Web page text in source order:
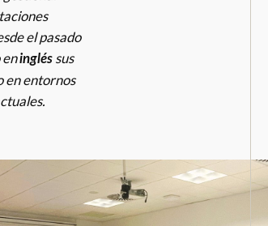
el pasado
eninglés sus
en entornos